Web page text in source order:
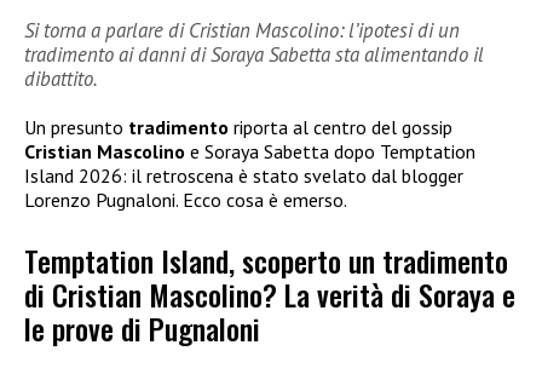
Si torna a parlare di Cristian Mascolino: l’ipotesi di un
tradimento ai danni di Soraya Sabetta sta alimentando il
dibattito.
Un presunto tradimento riporta al centro del gossip
Cristian Mascolino e Soraya Sabetta dopo Temptation
Island 2026: il retroscena è stato svelato dal blogger
Lorenzo Pugnaloni. Ecco cosa è emerso.
Temptation Island, scoperto un tradimento
di Cristian Mascolino? La verità di Soraya e
le prove di Pugnaloni